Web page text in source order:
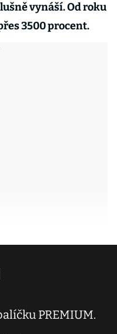
vynáší. Od roku
3500 procent.
PREMIUM.